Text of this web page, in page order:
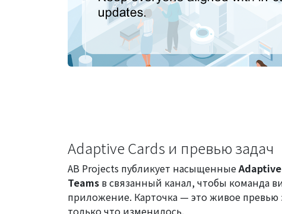
Adaptive Cards и превью задач
AB Projects публикует насыщенные
Teams в связанный канал, чтобы команда
приложение. Карточка — это живое
только что изменилось.